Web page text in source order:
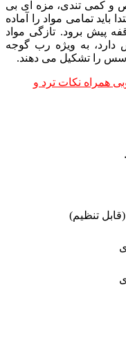
و کمی تندی، مزه ای بی
باید تمامی مواد را آماده
پیش برود. تازگی مواد
به ویژه رب گوجه
را تشکیل می دهند.
همراه نکات ترد و